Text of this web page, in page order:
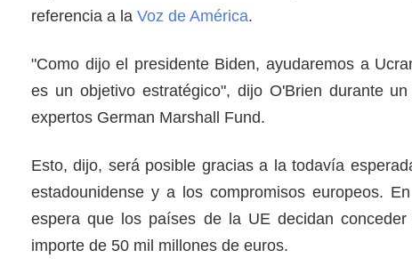
referencia a la Voz de América.
"Como dijo el presidente Biden, ayudaremos a
es un objetivo estratégico", dijo O'Brien durante
expertos German Marshall Fund.
Esto, dijo, será posible gracias a la todavía
estadounidense y a los compromisos europeos.
espera que los países de la UE decidan
importe de 50 mil millones de euros.